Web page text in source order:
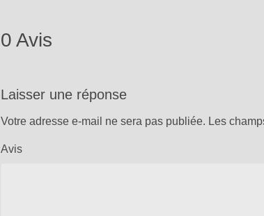
0 Avis
Laisser une réponse
Votre adresse e-mail ne sera pas publiée. Les
Avis